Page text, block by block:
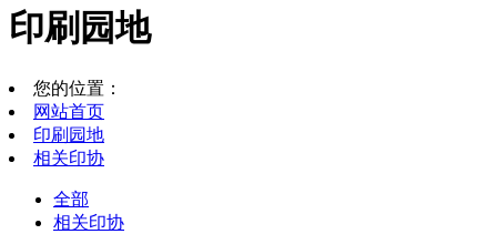
印刷园地
您的位置：
网站首页
印刷园地
相关印协
全部
相关印协